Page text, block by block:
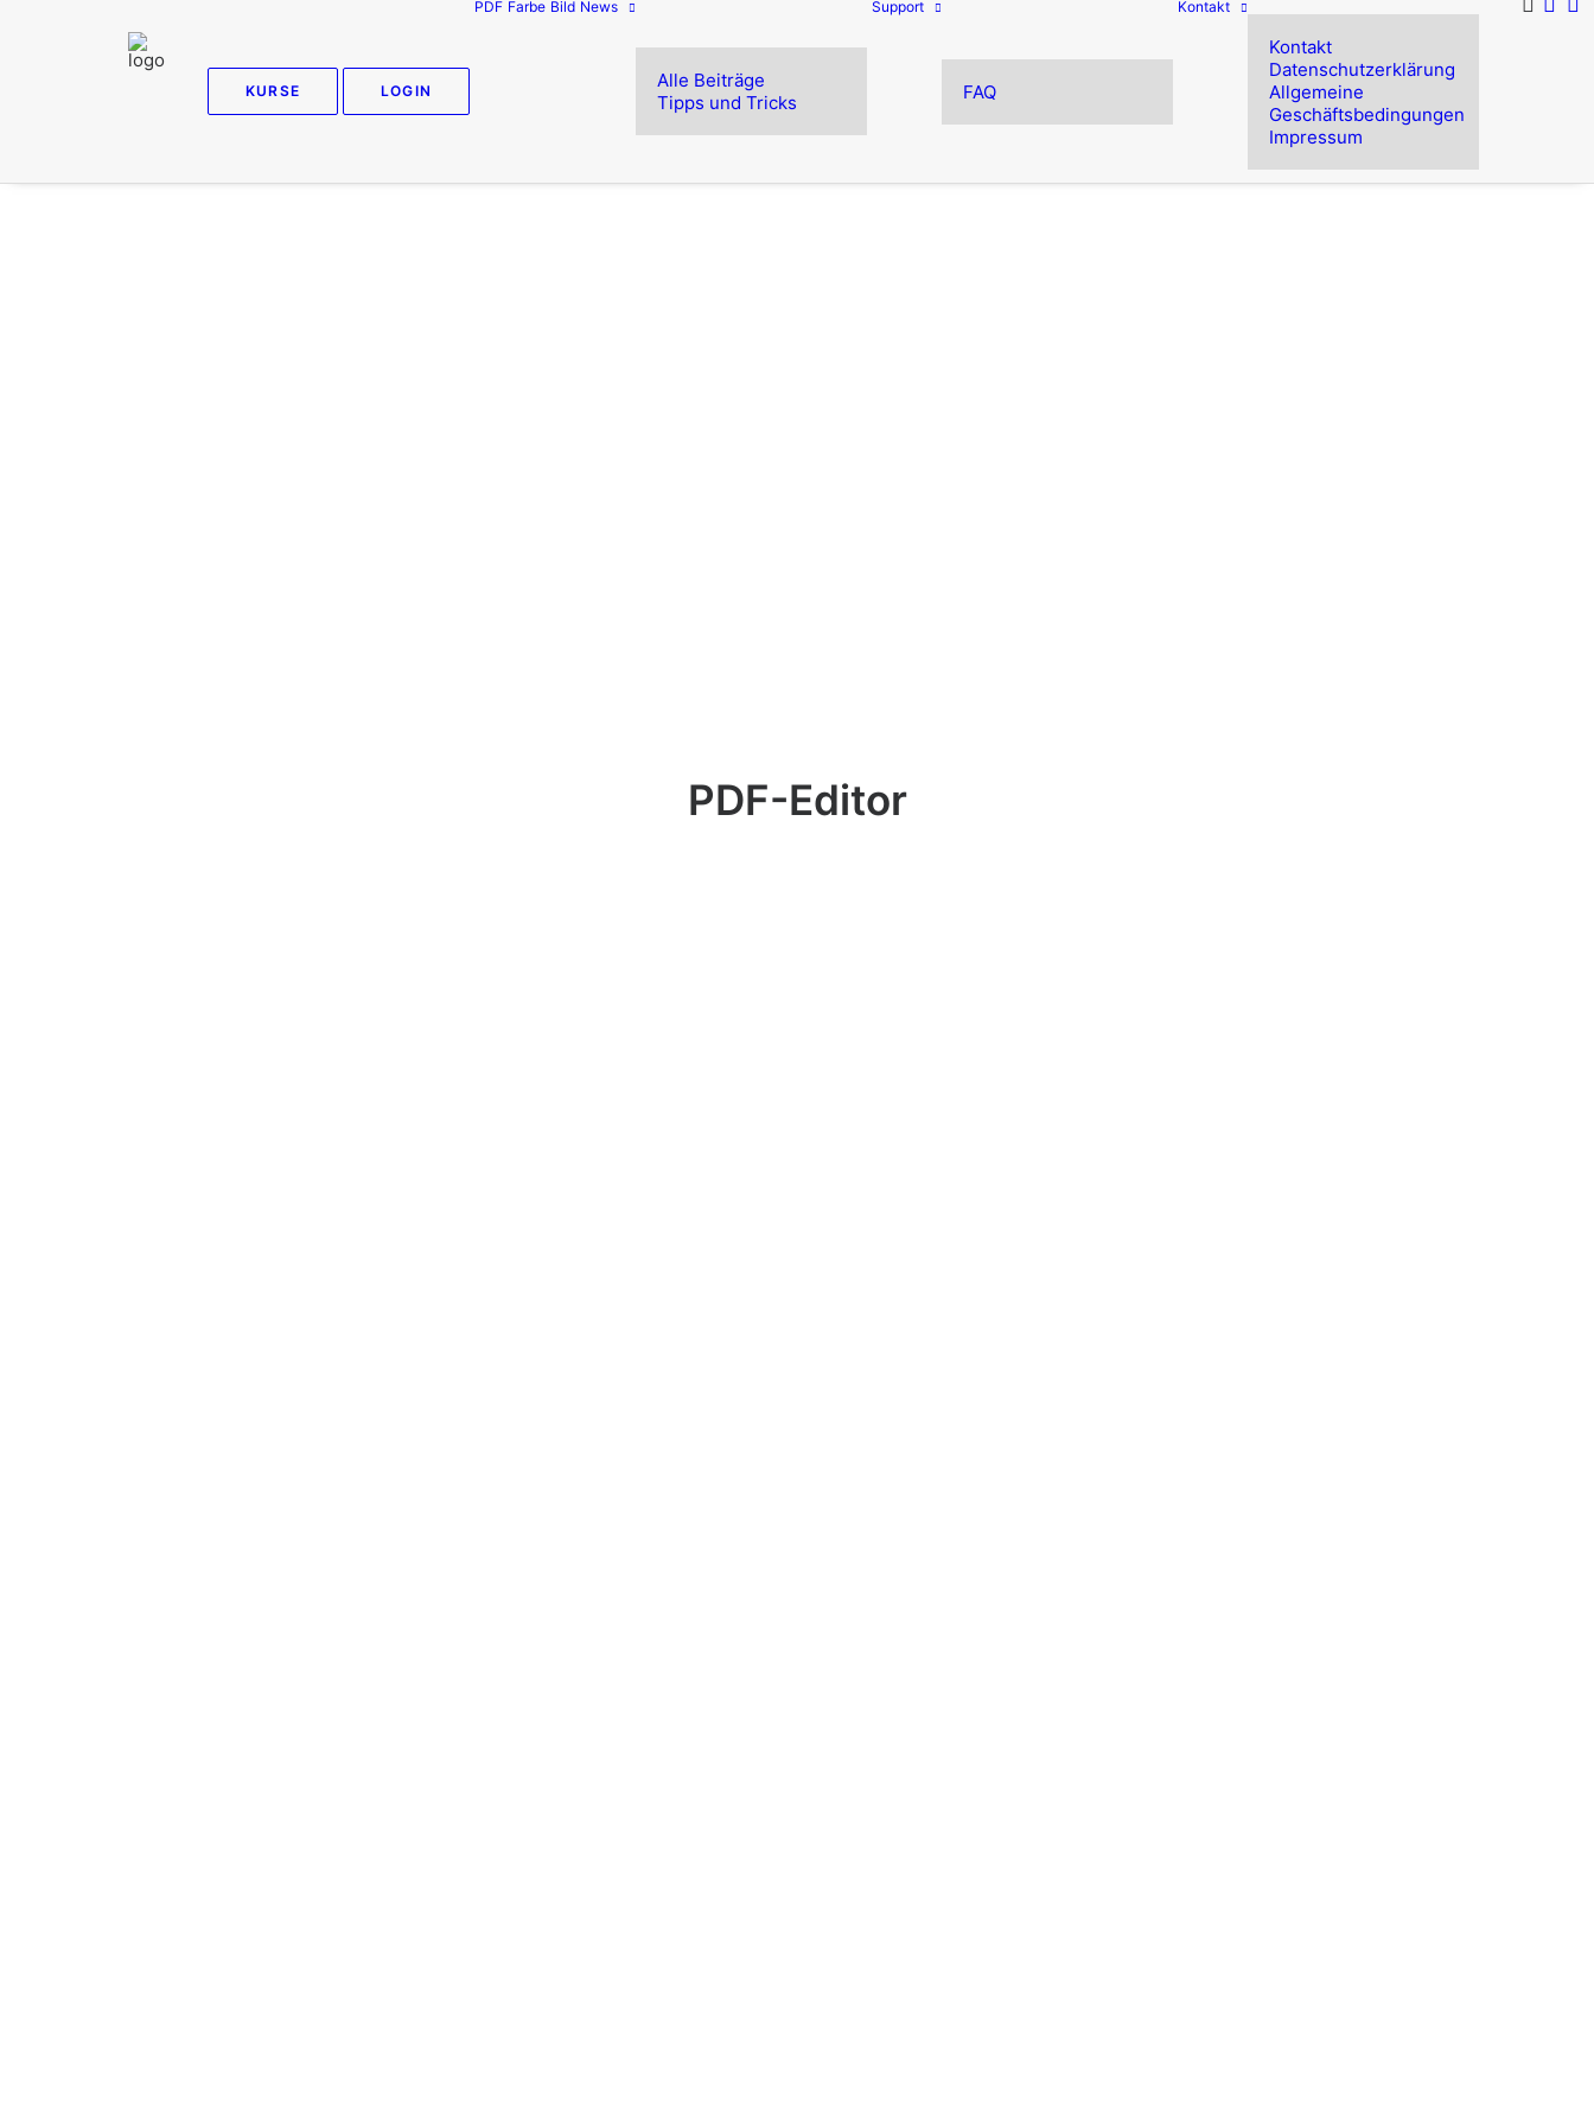
KURSE LOGIN
PDF Farbe Bild News
Alle Beiträge
Tipps und Tricks
Support
FAQ
Kontakt
Kontakt
Datenschutzerklärung
Allgemeine
Geschäftsbedingungen
Impressum
PDF-Editor